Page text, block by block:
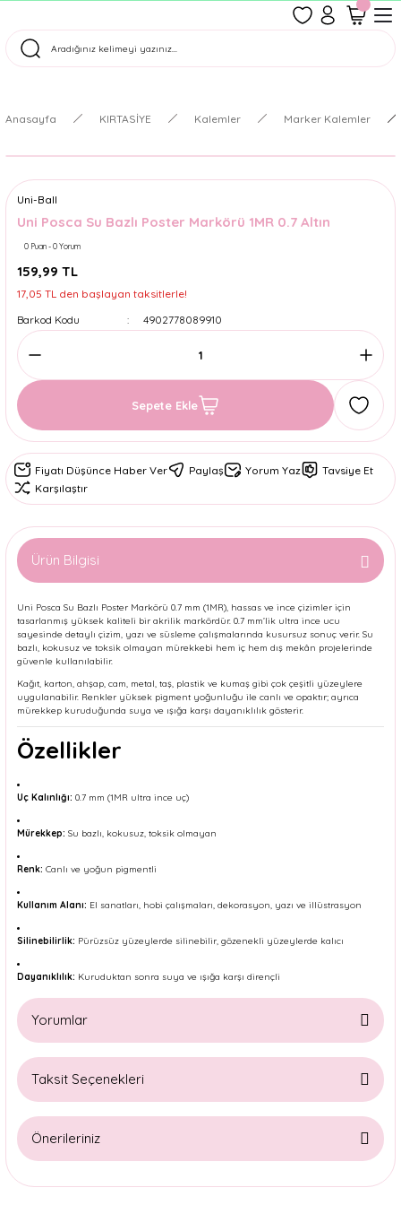
Tüm Siparişler Aynı Gün Kargoda!
Anasayfa KIRTASİYE Kalemler Marker Kalemler
Uni-Ball
Uni Posca Su Bazlı Poster Markörü 1MR 0.7 Altın
0 Puan - 0 Yorum
159,99 TL
17,05 TL den başlayan taksitlerle!
Barkod Kodu
4902778089910
Sepete Ekle
Fiyatı Düşünce Haber Ver Paylaş Yorum Yaz
Tavsiye Et
Karşılaştır
Ürün Bilgisi
Uni Posca Su Bazlı Poster Markörü 0.7 mm (1MR), hassas ve ince çizimler için
tasarlanmış yüksek kaliteli bir akrilik markördür. 0.7 mm’lik ultra ince ucu
sayesinde detaylı çizim, yazı ve süsleme çalışmalarında kusursuz sonuç verir. Su
bazlı, kokusuz ve toksik olmayan mürekkebi hem iç hem dış mekân projelerinde
güvenle kullanılabilir.
Kağıt, karton, ahşap, cam, metal, taş, plastik ve kumaş gibi çok çeşitli yüzeylere
uygulanabilir. Renkler yüksek pigment yoğunluğu ile canlı ve opaktır; ayrıca
mürekkep kuruduğunda suya ve ışığa karşı dayanıklılık gösterir.
Özellikler
Uç Kalınlığı: 0.7 mm (1MR ultra ince uç)
Mürekkep: Su bazlı, kokusuz, toksik olmayan
Renk: Canlı ve yoğun pigmentli
Kullanım Alanı: El sanatları, hobi çalışmaları, dekorasyon, yazı ve illüstrasyon
Silinebilirlik: Pürüzsüz yüzeylerde silinebilir, gözenekli yüzeylerde kalıcı
Dayanıklılık: Kuruduktan sonra suya ve ışığa karşı dirençli
Yorumlar
Taksit Seçenekleri
Önerileriniz
Bu ürünün fiyat bilgisi, resim, ürün açıklamalarında ve diğer